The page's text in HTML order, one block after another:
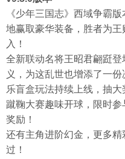
《少年三国志》西域争霸
地赢取豪华装备，胜者为
入！
全新联动名将王昭君翩跹
义，为这乱世也增添了一
乐盲盒玩法持续上线，抽大
蹴鞠大赛趣味开球，限时
奖励！
还有主角进阶幻金，更多
过！